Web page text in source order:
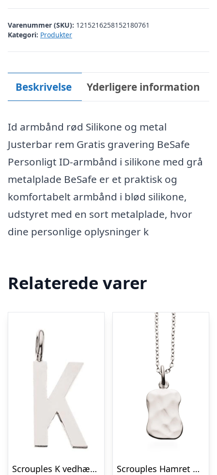
Varenummer (SKU): 1215216258152180761
Kategori: Produkter
Beskrivelse Yderligere information
Id armbånd rød Silikone og metal
Justerbar rem Gratis gravering BeSafe
Personligt ID-armbånd i silikone med grå
metalplade BeSafe er et praktisk og
komfortabelt armbånd i blød silikone,
udstyret med en sort metalplade, hvor
dine personlige oplysninger k
Relaterede varer
Scrouples K vedhæng sølv inkl. kæde
Scrouples Hamret firkant sølv vedhæng inkl kæde